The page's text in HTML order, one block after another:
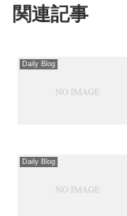
関連記事
Daily Blog
Daily Blog